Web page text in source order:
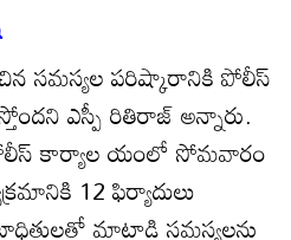
సమస్యల పరిష్కారానికి పోలీస్‌
ఎస్పీ రితిరాజ్‌ అన్నారు.
కార్యాల యంలో సోమవారం
12 ఫిర్యాదులు
మాట్లాడి సమస్యలను